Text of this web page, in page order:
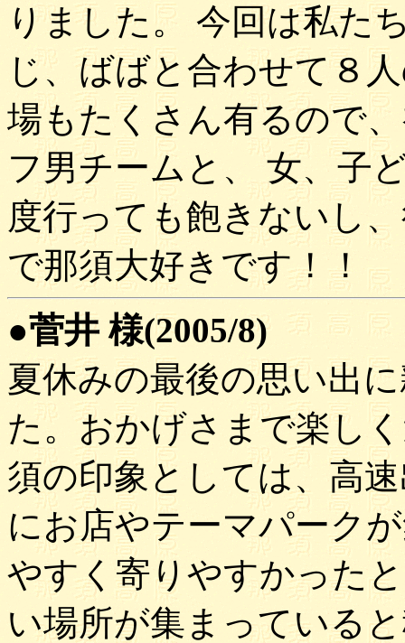
りました。 今回は私た
じ、ばばと合わせて８
場もたくさん有るので
フ男チームと、 女、子
度行っても飽きないし
で那須大好きです！！
●菅井 様(2005/8)
夏休みの最後の思い出
た。おかげさまで楽し
須の印象としては、高
にお店やテーマパーク
やすく寄りやすかった
い場所が集まっている